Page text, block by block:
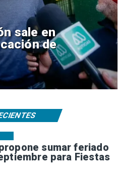
formalizan
sumar feriado
para Fiestas